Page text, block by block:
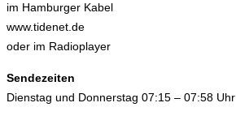
im Hamburger Kabel
www.tidenet.de
oder im Radioplayer
Sendezeiten
Dienstag und Donnerstag 07:15 – 07:58 Uhr